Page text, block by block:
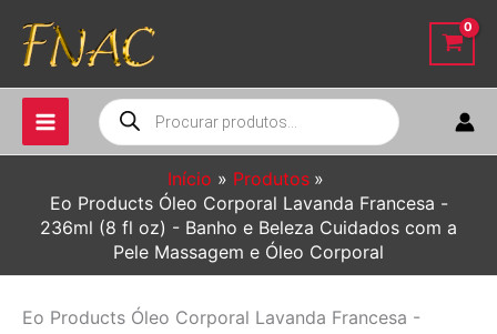
para
conteúdo
Pesquisar
produtos
Início
Produtos
Eo Products Óleo Corporal Lavanda Francesa -
236ml (8 fl oz) - Banho e Beleza Cuidados com a
Pele Massagem e Óleo Corporal
Eo Products Óleo Corporal Lavanda Francesa -